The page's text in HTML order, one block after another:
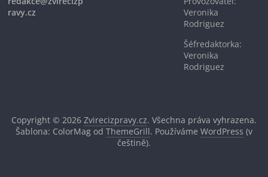
ravy.cz
Veronika
Rodriguez
Šéfredaktorka:
Veronika
Rodriguez
Copyright © 2026 Zvirecizpravy.cz. Všechna práva vyhrazena.
Šablona: ColorMag od ThemeGrill. Používáme WordPress (v
češtině).